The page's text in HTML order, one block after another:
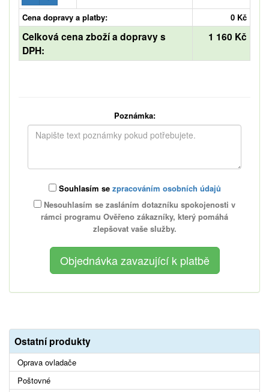
Cena dopravy a platby: 0 Kč
Celková cena zboží a dopravy s
DPH:
1 160 Kč
Poznámka:
Souhlasím se zpracováním osobních údajů
Nesouhlasím se zasláním dotazníku spokojenosti v
rámci programu Ověřeno zákazníky, který pomáhá
zlepšovat vaše služby.
Ostatní produkty
Oprava ovladače
Poštovné